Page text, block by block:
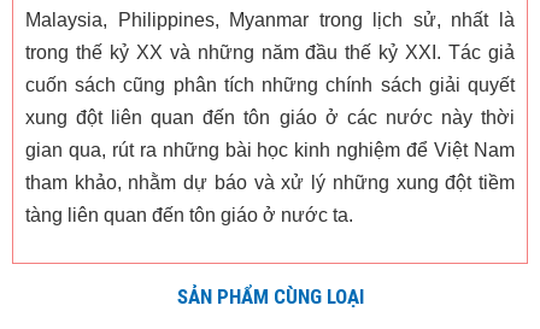
Malaysia, Philippines, Myanmar trong lịch sử, nhất là
trong thế kỷ XX và những năm đầu thế kỷ XXI. Tác giả
cuốn sách cũng phân tích những chính sách giải quyết
xung đột liên quan đến tôn giáo ở các nước này thời
gian qua, rút ra những bài học kinh nghiệm để Việt Nam
tham khảo, nhằm dự báo và xử lý những xung đột tiềm
tàng liên quan đến tôn giáo ở nước ta.
SẢN PHẨM CÙNG LOẠI